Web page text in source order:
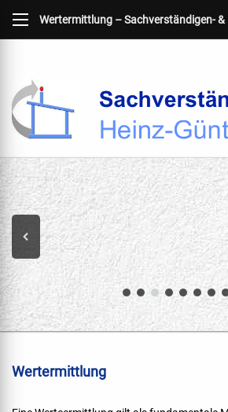
Wertermittlung